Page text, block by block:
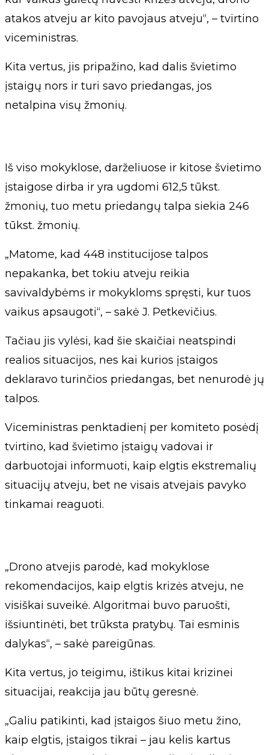
atakos atveju ar kito pavojaus atveju“, – tvirtino
viceministras.
Kita vertus, jis pripažino, kad dalis švietimo
įstaigų nors ir turi savo priedangas, jos
netalpina visų žmonių.
Iš viso mokyklose, darželiuose ir kitose švietimo
įstaigose dirba ir yra ugdomi 612,5 tūkst.
žmonių, tuo metu priedangų talpa siekia 246
tūkst. žmonių.
„Matome, kad 448 institucijose talpos
nepakanka, bet tokiu atveju reikia
savivaldybėms ir mokykloms spręsti, kur tuos
vaikus apsaugoti“, – sakė J. Petkevičius.
Tačiau jis vylėsi, kad šie skaičiai neatspindi
realios situacijos, nes kai kurios įstaigos
deklaravo turinčios priedangas, bet nenurodė jų
talpos.
Viceministras penktadienį per komiteto posėdį
tvirtino, kad švietimo įstaigų vadovai ir
darbuotojai informuoti, kaip elgtis ekstremalių
situacijų atveju, bet ne visais atvejais pavyko
tinkamai reaguoti.
„Drono atvejis parodė, kad mokyklose
rekomendacijos, kaip elgtis krizės atveju, ne
visiškai suveikė. Algoritmai buvo paruošti,
išsiuntinėti, bet trūksta pratybų. Tai esminis
dalykas“, – sakė pareigūnas.
Kita vertus, jo teigimu, ištikus kitai krizinei
situacijai, reakcija jau būtų geresnė.
„Galiu patikinti, kad įstaigos šiuo metu žino,
kaip elgtis, įstaigos tikrai – jau kelis kartus